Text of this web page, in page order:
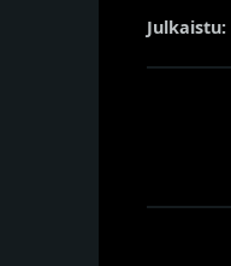
Julkaistu: